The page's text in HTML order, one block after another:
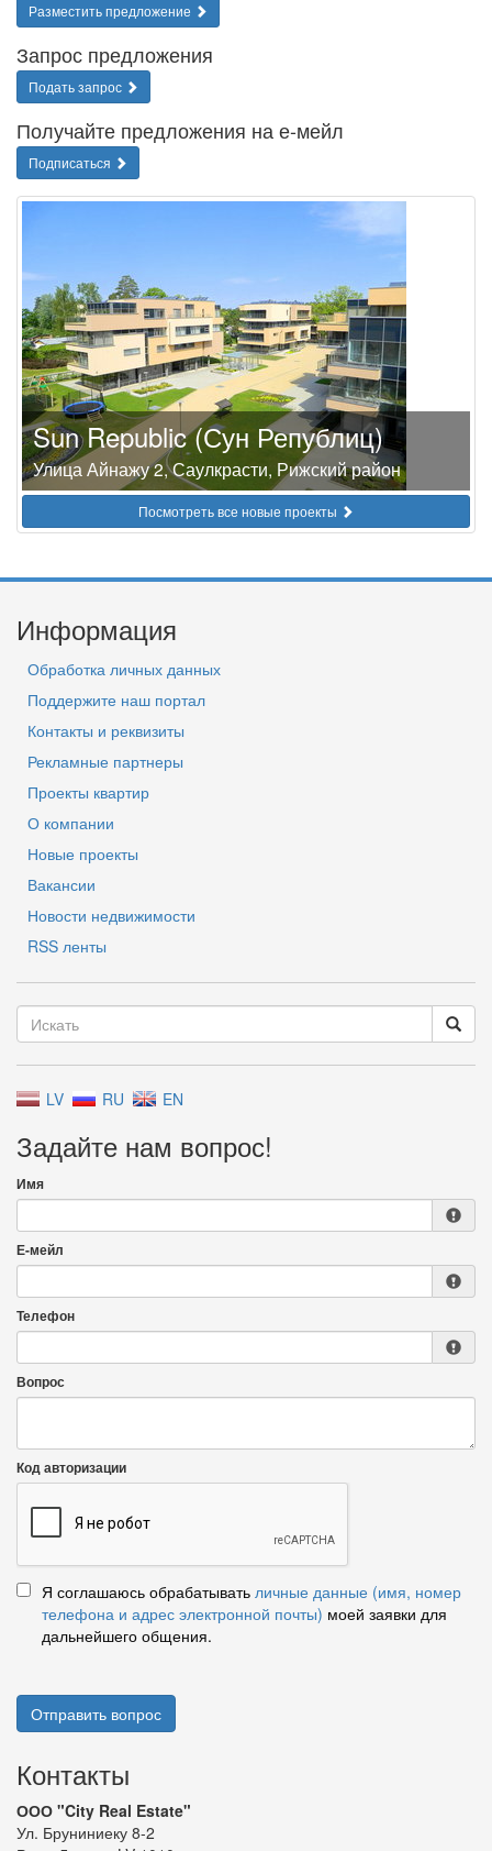
Разместить предложение
Запрос предложения
Подать запрос
Получайте предложения на е-мейл
Подписаться
Sun Republic (Сун Републиц)
Улица Айнажу 2, Саулкрасти, Рижский район
Посмотреть все новые проекты
Информация
Обработка личных данных
Поддержите наш портал
Контакты и реквизиты
Рекламные партнеры
Проекты квартир
О компании
Новые проекты
Вакансии
Новости недвижимости
RSS ленты
LV RU EN
Задайте нам вопрос!
Имя
Е-мейл
Телефон
Вопрос
Код авторизации
Я соглашаюсь обрабатывать личные данные (имя, номер
телефона и адрес электронной почты) моей заявки для
дальнейшего общения.
Отправить вопрос
Контакты
ООО "City Real Estate"
Ул. Бруниниеку 8-2